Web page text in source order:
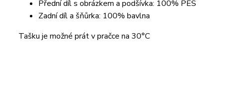
Přední díl s obrázkem a podšívka: 100% PES
Zadní díl a šňůrka: 100% bavlna
Tašku je možné prát v pračce na 30°C